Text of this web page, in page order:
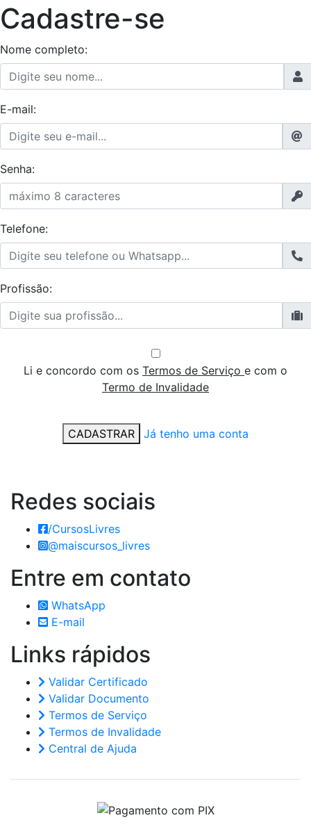
Cadastre-se
Nome completo:
E-mail:
Senha:
Telefone:
Profissão:
Li e concordo com os Termos de Serviço e com o
Termo de Invalidade
CADASTRAR Já tenho uma conta
Redes sociais
/CursosLivres
@maiscursos_livres
Entre em contato
WhatsApp
E-mail
Links rápidos
Validar Certificado
Validar Documento
Termos de Serviço
Termos de Invalidade
Central de Ajuda